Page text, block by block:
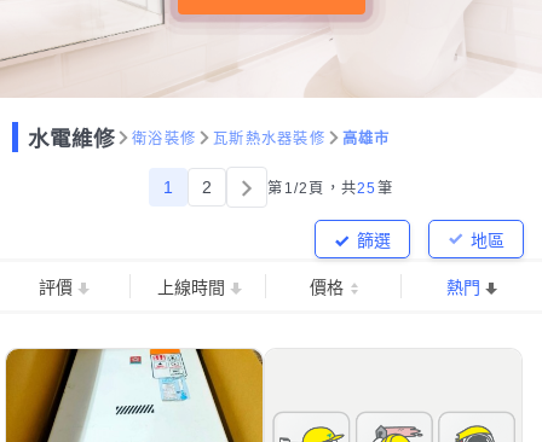
水電維修 衛浴裝修 瓦斯熱水器裝修 高雄市
1 2 第1/2頁， 共25 筆
地區
篩選
評價 上線時間 價格 熱門